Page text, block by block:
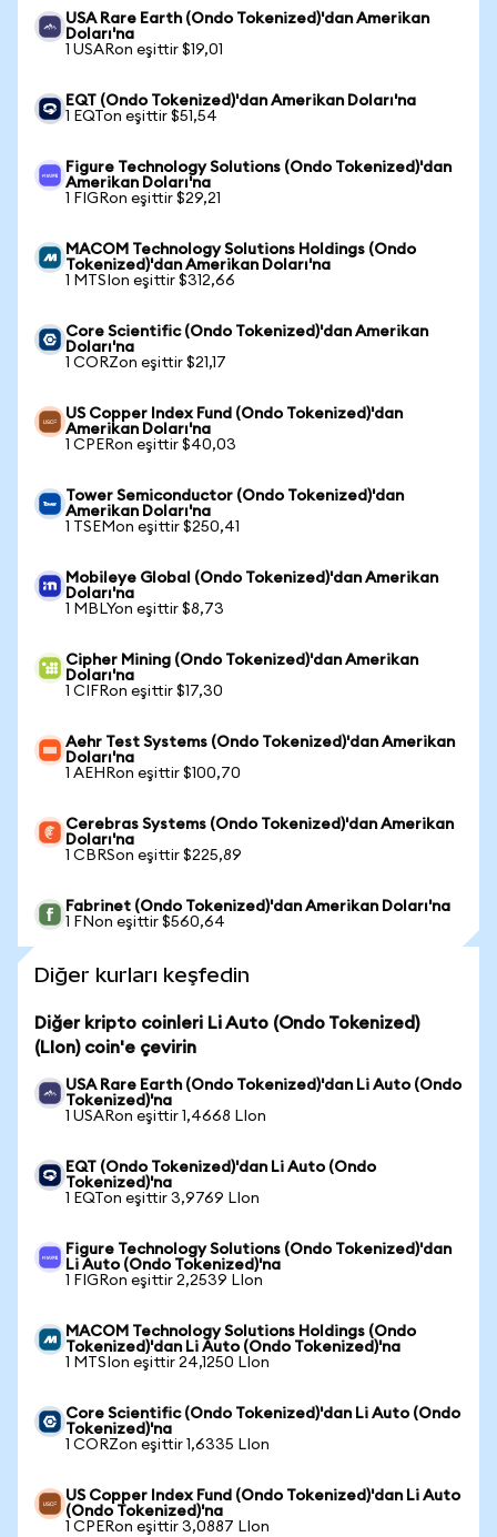
USA Rare Earth (Ondo Tokenized)'dan Amerikan
Doları'na
1 USARon eşittir $19,01
EQT (Ondo Tokenized)'dan Amerikan Doları'na
1 EQTon eşittir $51,54
Figure Technology Solutions (Ondo Tokenized)'dan
Amerikan Doları'na
1 FIGRon eşittir $29,21
MACOM Technology Solutions Holdings (Ondo
Tokenized)'dan Amerikan Doları'na
1 MTSIon eşittir $312,66
Core Scientific (Ondo Tokenized)'dan Amerikan
Doları'na
1 CORZon eşittir $21,17
US Copper Index Fund (Ondo Tokenized)'dan
Amerikan Doları'na
1 CPERon eşittir $40,03
Tower Semiconductor (Ondo Tokenized)'dan
Amerikan Doları'na
1 TSEMon eşittir $250,41
Mobileye Global (Ondo Tokenized)'dan Amerikan
Doları'na
1 MBLYon eşittir $8,73
Cipher Mining (Ondo Tokenized)'dan Amerikan
Doları'na
1 CIFRon eşittir $17,30
Aehr Test Systems (Ondo Tokenized)'dan Amerikan
Doları'na
1 AEHRon eşittir $100,70
Cerebras Systems (Ondo Tokenized)'dan Amerikan
Doları'na
1 CBRSon eşittir $225,89
Fabrinet (Ondo Tokenized)'dan Amerikan Doları'na
1 FNon eşittir $560,64
Diğer kurları keşfedin
Diğer kripto coinleri Li Auto (Ondo Tokenized)
(LIon) coin'e çevirin
USA Rare Earth (Ondo Tokenized)'dan Li Auto (Ondo
Tokenized)'na
1 USARon eşittir 1,4668 LIon
EQT (Ondo Tokenized)'dan Li Auto (Ondo
Tokenized)'na
1 EQTon eşittir 3,9769 LIon
Figure Technology Solutions (Ondo Tokenized)'dan
Li Auto (Ondo Tokenized)'na
1 FIGRon eşittir 2,2539 LIon
MACOM Technology Solutions Holdings (Ondo
Tokenized)'dan Li Auto (Ondo Tokenized)'na
1 MTSIon eşittir 24,1250 LIon
Core Scientific (Ondo Tokenized)'dan Li Auto (Ondo
Tokenized)'na
1 CORZon eşittir 1,6335 LIon
US Copper Index Fund (Ondo Tokenized)'dan Li Auto
(Ondo Tokenized)'na
1 CPERon eşittir 3,0887 LIon